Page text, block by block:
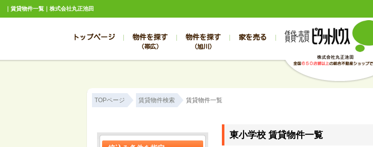
｜賃貸物件一覧｜株式会社丸正池田
トップページ 物件を探す
（帯広）
帯広の売買物件一覧
帯広の土地
帯広の1000万円以
帯広の3000万～4000
物件を探す
（旭川）
旭川の売買物件一覧
旭川の土地
旭川の1000万円以
旭川の3000万～4000
家を売る
スタッフブログ
売却のお問合せ 入居者
TOPページ 賃貸物件検索 賃貸物件一覧
東小学校 賃貸物件一覧